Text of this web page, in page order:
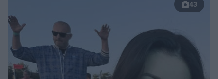
43